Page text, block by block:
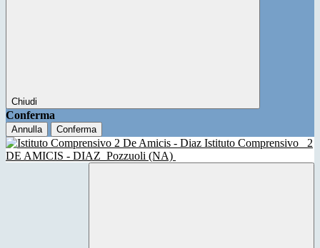
Chiudi
Conferma
Annulla Conferma
Istituto Comprensivo
2
DE AMICIS - DIAZ Pozzuoli (NA)